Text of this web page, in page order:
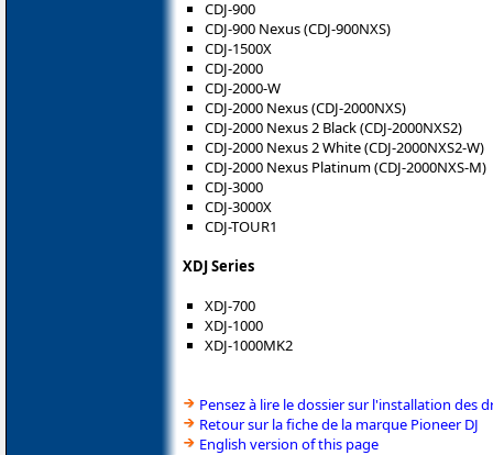
CDJ-900
CDJ-900 Nexus (CDJ-900NXS)
CDJ-1500X
CDJ-2000
CDJ-2000-W
CDJ-2000 Nexus (CDJ-2000NXS)
CDJ-2000 Nexus 2 Black (CDJ-2000NXS2)
CDJ-2000 Nexus 2 White (CDJ-2000NXS2-W)
CDJ-2000 Nexus Platinum (CDJ-2000NXS-M)
CDJ-3000
CDJ-3000X
CDJ-TOUR1
XDJ Series
XDJ-700
XDJ-1000
XDJ-1000MK2
Pensez à lire le dossier sur l'installation des
Retour sur la fiche de la marque Pioneer DJ
English version of this page